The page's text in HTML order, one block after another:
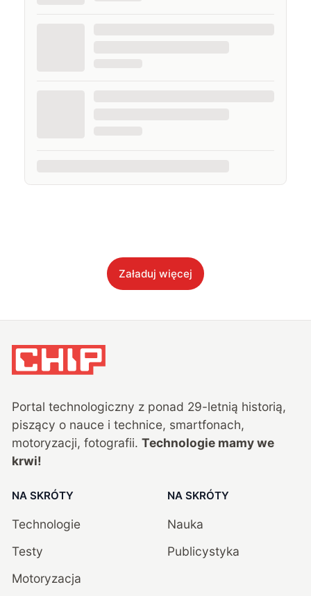
Załaduj więcej
Portal technologiczny z ponad 29-letnią historią,
piszący o nauce i technice, smartfonach,
motoryzacji, fotografii. Technologie mamy we
krwi!
NA SKRÓTY
Technologie
Testy
Motoryzacja
NA SKRÓTY
Nauka
Publicystyka